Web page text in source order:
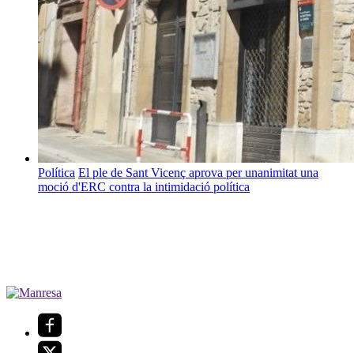
Política El ple de Sant Vicenç aprova per unanimitat una
moció d'ERC contra la intimidació política